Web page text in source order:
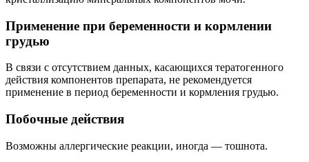
Применение при беременности и кормлении
грудью
В связи с отсутствием данных, касающихся тератогенного
действия компонентов препарата, не рекомендуется
применение в период беременности и кормления грудью.
Побочные действия
Возможны аллергические реакции, иногда — тошнота.